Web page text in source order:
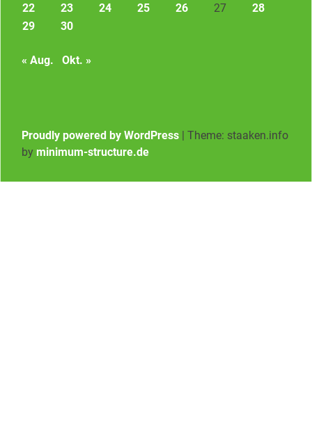
22
23 24 25 26 27
28
29
30
« Aug. Okt. »
Proudly powered by WordPress | Theme: staaken.info
by minimum-structure.de